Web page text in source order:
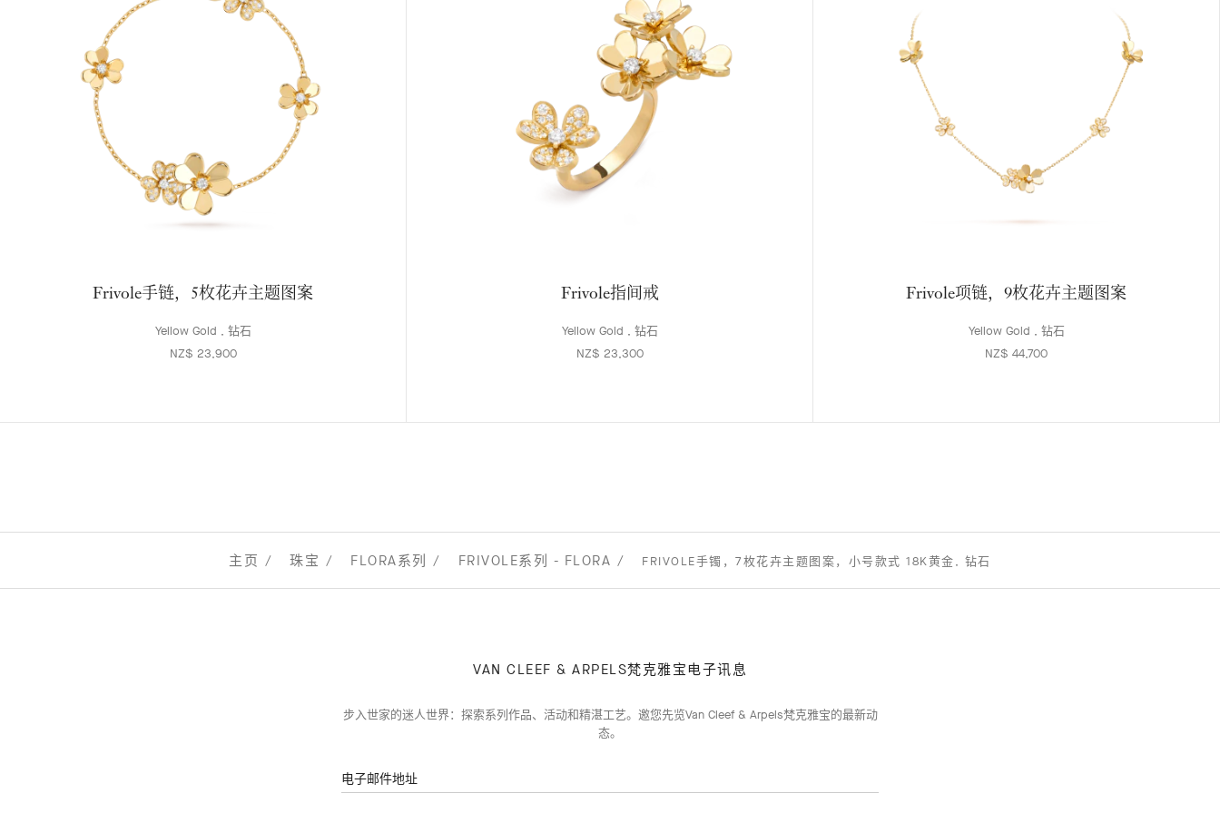
Frivole手链，5枚花卉主题图案
Yellow Gold , 钻石
NZ$ 23,900
Frivole指间戒
Yellow Gold , 钻石
NZ$ 23,300
Frivole项链，9枚花卉主题图案
Yellow Gold , 钻石
NZ$ 44,700
主页 珠宝 FLORA系列 FRIVOLE系列 - FLORA FRIVOLE手镯，7枚花卉主题图案，小号款式 18K黄金, 钻石
VAN CLEEF & ARPELS梵克雅宝电子讯息
步入世家的迷人世界：探索系列作品、活动和精湛工艺。邀您先览Van Cleef & Arpels梵克雅宝的最新动
态。
电子邮件地址